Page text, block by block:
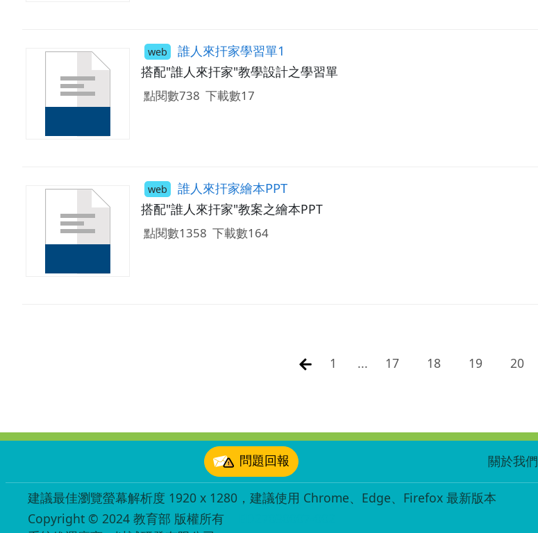
web 誰人來扞家學習單1
搭配"誰人來扞家"教學設計之學習單
點閱數738 下載數17
web 誰人來扞家繪本PPT
搭配"誰人來扞家"教案之繪本PPT
點閱數1358 下載數164
1 ... 17 18 19 20
問題回報 關於我們
建議最佳瀏覽螢幕解析度 1920 x 1280，建議使用 Chrome、Edge、Firefox 最新版本
Copyright © 2024 教育部 版權所有